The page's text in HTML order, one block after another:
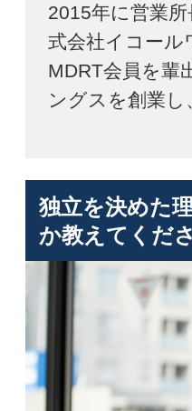
2015年に営業
式会社イコール
MDRT会員を輩
ングスを創業し
独立を決めた
か教えてくださ